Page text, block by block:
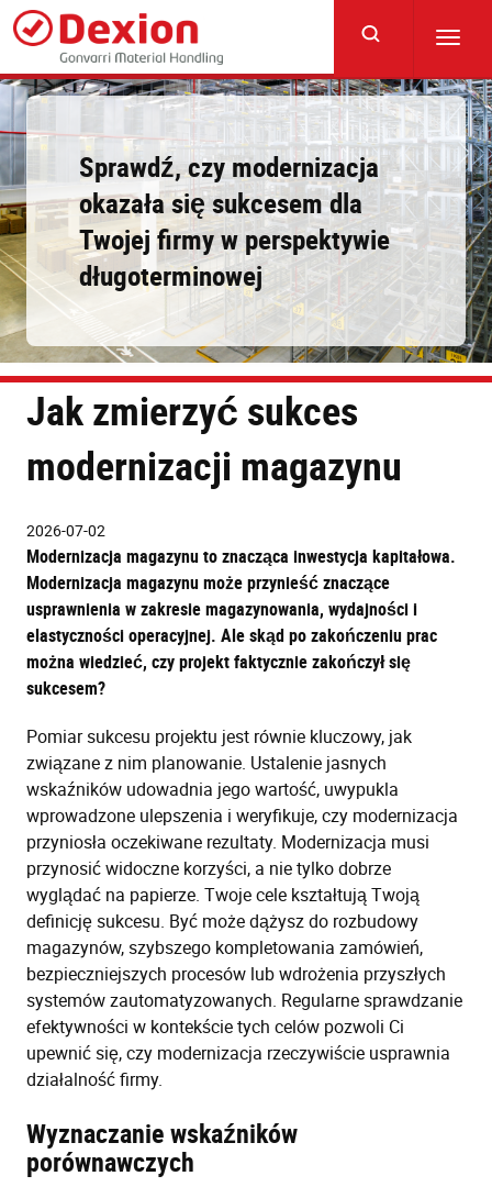
Skip
main
content
Sprawdź, czy modernizacja
okazała się sukcesem dla
Twojej firmy w perspektywie
długoterminowej
Jak zmierzyć sukces
modernizacji magazynu
2026-07-02
Modernizacja magazynu to znacząca inwestycja kapitałowa.
Modernizacja magazynu może przynieść znaczące
usprawnienia w zakresie magazynowania, wydajności i
elastyczności operacyjnej. Ale skąd po zakończeniu prac
można wiedzieć, czy projekt faktycznie zakończył się
sukcesem?
Pomiar sukcesu projektu jest równie kluczowy, jak
związane z nim planowanie. Ustalenie jasnych
wskaźników udowadnia jego wartość, uwypukla
wprowadzone ulepszenia i weryfikuje, czy modernizacja
przyniosła oczekiwane rezultaty. Modernizacja musi
przynosić widoczne korzyści, a nie tylko dobrze
wyglądać na papierze. Twoje cele kształtują Twoją
definicję sukcesu. Być może dążysz do rozbudowy
magazynów, szybszego kompletowania zamówień,
bezpieczniejszych procesów lub wdrożenia przyszłych
systemów zautomatyzowanych. Regularne sprawdzanie
efektywności w kontekście tych celów pozwoli Ci
upewnić się, czy modernizacja rzeczywiście usprawnia
działalność firmy.
Wyznaczanie wskaźników
porównawczych